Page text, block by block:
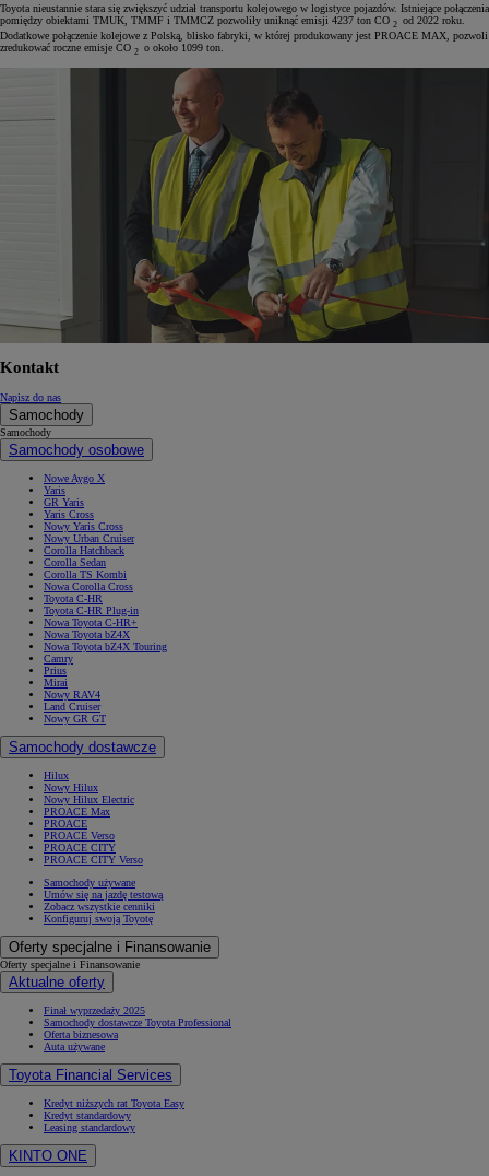
Toyota nieustannie stara się zwiększyć udział transportu kolejowego w logistyce pojazdów. Istniejące połączenia
pomiędzy obiektami TMUK, TMMF i TMMCZ pozwoliły uniknąć emisji 4237 ton CO 2 od 2022 roku.
Dodatkowe połączenie kolejowe z Polską, blisko fabryki, w której produkowany jest PROACE MAX, pozwoli
zredukować roczne emisje CO 2 o około 1099 ton.
Kontakt
Napisz do nas
Samochody
Samochody
Samochody osobowe
Nowe Aygo X
Yaris
GR Yaris
Yaris Cross
Nowy Yaris Cross
Nowy Urban Cruiser
Corolla Hatchback
Corolla Sedan
Corolla TS Kombi
Nowa Corolla Cross
Toyota C-HR
Toyota C-HR Plug-in
Nowa Toyota C-HR+
Nowa Toyota bZ4X
Nowa Toyota bZ4X Touring
Camry
Prius
Mirai
Nowy RAV4
Land Cruiser
Nowy GR GT
Samochody dostawcze
Hilux
Nowy Hilux
Nowy Hilux Electric
PROACE Max
PROACE
PROACE Verso
PROACE CITY
PROACE CITY Verso
Samochody używane
Umów się na jazdę testową
Zobacz wszystkie cenniki
Konfiguruj swoją Toyotę
Oferty specjalne i Finansowanie
Oferty specjalne i Finansowanie
Aktualne oferty
Finał wyprzedaży 2025
Samochody dostawcze Toyota Professional
Oferta biznesowa
Auta używane
Toyota Financial Services
Kredyt niższych rat Toyota Easy
Kredyt standardowy
Leasing standardowy
KINTO ONE